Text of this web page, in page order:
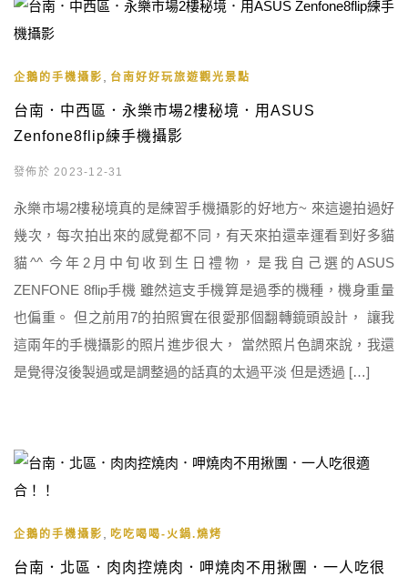
企鵝的手機攝影 台南好好玩旅遊觀光景點
台南．中西區．永樂市場2樓秘境．用ASUS
Zenfone8flip練手機攝影
發佈於 2023-12-31
永樂市場2樓秘境真的是練習手機攝影的好地方~ 來這邊拍過好
幾次，每次拍出來的感覺都不同，有天來拍還幸運看到好多貓
貓^^ 今年2月中旬收到生日禮物，是我自己選的ASUS
ZENFONE 8flip手機 雖然這支手機算是過季的機種，機身重量
也偏重。 但之前用7的拍照實在很愛那個翻轉鏡頭設計， 讓我
這兩年的手機攝影的照片進步很大， 當然照片色調來說，我還
是覺得沒後製過或是調整過的話真的太過平淡 但是透過 […]
企鵝的手機攝影 吃吃喝喝-火鍋.燒烤
台南．北區．肉肉控燒肉．呷燒肉不用揪團．一人吃很